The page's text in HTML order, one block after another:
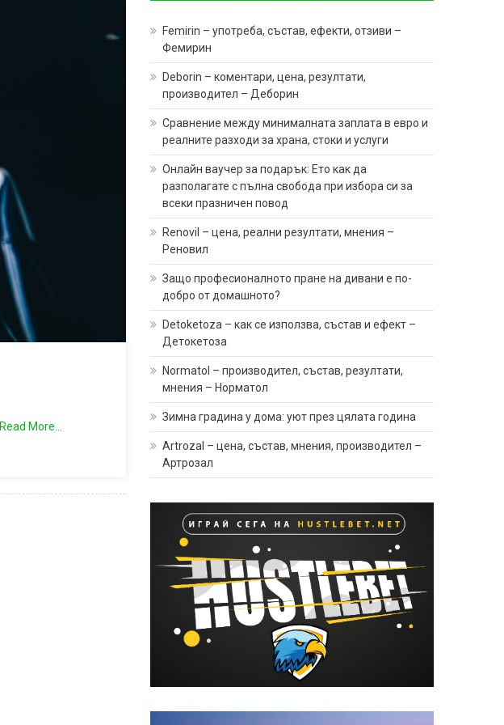
Read More…
Femirin – употреба, състав, ефекти, отзиви –
Фемирин
Deborin – коментари, цена, резултати,
производител – Деборин
Сравнение между минималната заплата в евро и
реалните разходи за храна, стоки и услуги
Онлайн ваучер за подарък: Ето как да
разполагате с пълна свобода при избора си за
всеки празничен повод
Renovil – цена, реални резултати, мнения –
Реновил
Защо професионалното пране на дивани е по-
добро от домашното?
Detoketoza – как се използва, състав и ефект –
Детокетоза
Normatol – производител, състав, резултати,
мнения – Норматол
Зимна градина у дома: уют през цялата година
Artrozal – цена, състав, мнения, производител –
Артрозал